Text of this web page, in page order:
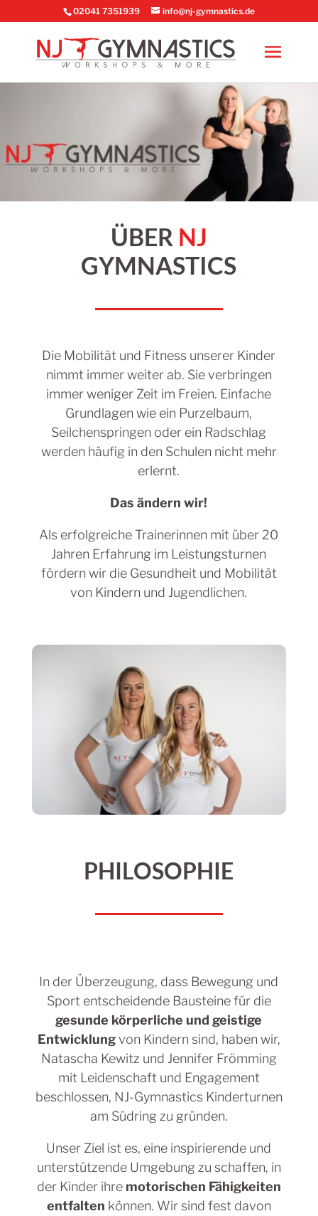
02041 7351939 info@nj-gymnastics.de
ÜBER NJ
GYMNASTICS
Die Mobilität und Fitness unserer Kinder
nimmt immer weiter ab. Sie verbringen
immer weniger Zeit im Freien. Einfache
Grundlagen wie ein Purzelbaum,
Seilchenspringen oder ein Radschlag
werden häufig in den Schulen nicht mehr
erlernt.
Das ändern wir!
Als erfolgreiche Trainerinnen mit über 20
Jahren Erfahrung im Leistungsturnen
fördern wir die Gesundheit und Mobilität
von Kindern und Jugendlichen.
PHILOSOPHIE
In der Überzeugung, dass Bewegung und
Sport entscheidende Bausteine für die
gesunde körperliche und geistige
Entwicklungvon Kindern sind, haben wir,
Natascha Kewitz und Jennifer Frömming
mit Leidenschaft und Engagement
beschlossen, NJ-Gymnastics Kinderturnen
am Südring zu gründen.
Unser Ziel ist es, eine inspirierende und
unterstützende Umgebung zu schaffen, in
der Kinder ihre motorischen Fähigkeiten
entfalten können. Wir sind fest davon